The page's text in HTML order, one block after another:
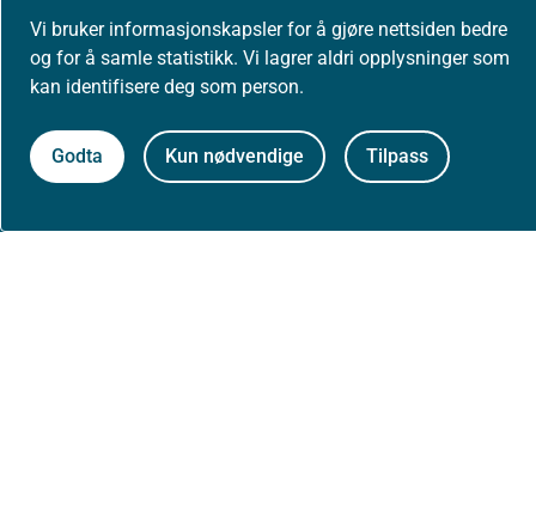
Vi bruker informasjonskapsler for å gjøre nettsiden bedre
og for å samle statistikk. Vi lagrer aldri opplysninger som
kan identifisere deg som person.
Godta Kun nødvendige Tilpass
Om nettstedet